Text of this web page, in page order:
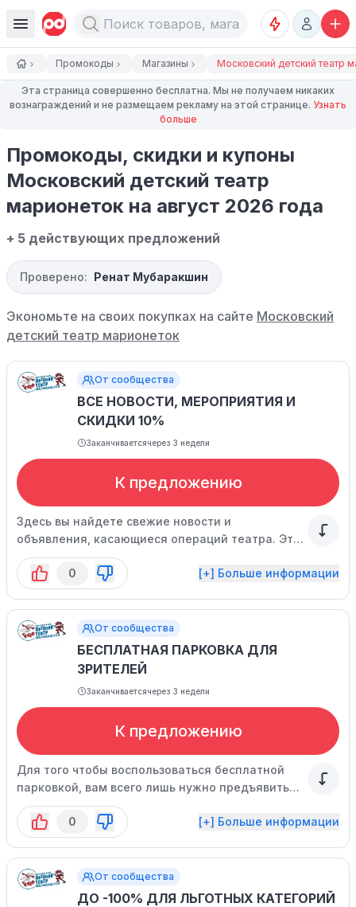
Промокоды Магазины Московский детский театр
Эта страница совершенно бесплатна. Мы не получаем никаких
вознаграждений и не размещаем рекламу на этой странице. Узнать
больше
Промокоды, скидки и купоны
Московский детский театр
марионеток на август 2026 года
+ 5 действующих предложений
Проверено: Ренат Мубаракшин
Экономьте на своих покупках на сайте Московский
детский театр марионеток
От сообщества
ВСЕ НОВОСТИ, МЕРОПРИЯТИЯ И
СКИДКИ 10%
Заканчиваетсячерез 3 недели
К предложению
Здесь вы найдете свежие новости и
объявления, касающиеся операций театра. Это
включает в себя информацию о гастролях,
бесплатных мероприятиях и многое другое.
0 [+] Больше информации
От сообщества
БЕСПЛАТНАЯ ПАРКОВКА ДЛЯ
ЗРИТЕЛЕЙ
Заканчиваетсячерез 3 недели
К предложению
Для того чтобы воспользоваться бесплатной
парковкой, вам всего лишь нужно предъявить
билет на спектакль.
0
[+] Больше информации
От сообщества
ДО -100% ДЛЯ ЛЬГОТНЫХ КАТЕГОРИЙ